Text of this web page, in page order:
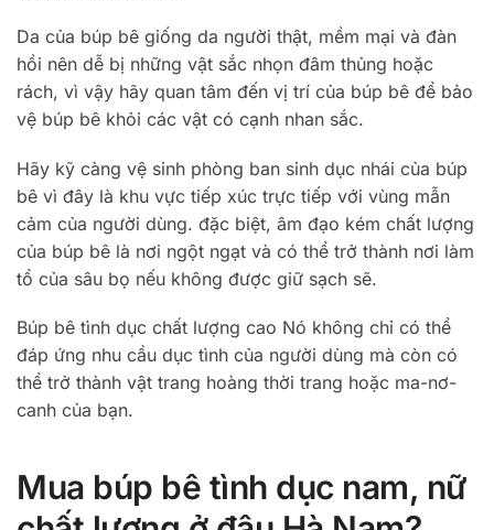
Da của búp bê giống da người thật, mềm mại và đàn
hồi nên dễ bị những vật sắc nhọn đâm thủng hoặc
rách, vì vậy hãy quan tâm đến vị trí của búp bê để bảo
vệ búp bê khỏi các vật có cạnh nhan sắc.
Hãy kỹ càng vệ sinh phòng ban sinh dục nhái của búp
bê vì đây là khu vực tiếp xúc trực tiếp với vùng mẫn
cảm của người dùng. đặc biệt, âm đạo kém chất lượng
của búp bê là nơi ngột ngạt và có thể trở thành nơi làm
tổ của sâu bọ nếu không được giữ sạch sẽ.
Búp bê tình dục chất lượng cao Nó không chỉ có thể
đáp ứng nhu cầu dục tình của người dùng mà còn có
thể trở thành vật trang hoàng thời trang hoặc ma-nơ-
canh của bạn.
Mua búp bê tình dục nam, nữ